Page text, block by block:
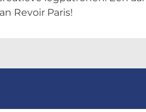
Revoir Paris!